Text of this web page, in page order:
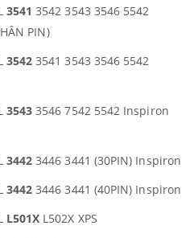
3541 3542 3543 3546 5542
PIN)
3542 3541 3543 3546 5542
3543 3546 7542 5542 Inspiron
3442 3446 3441 (30PIN) Inspiron
3442 3446 3441 (40PIN) Inspiron
L501X L502X XPS